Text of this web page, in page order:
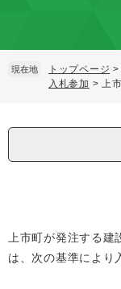
現在地 トップページ
入札参加 > 上
上市町が発注する
は、次の基準により